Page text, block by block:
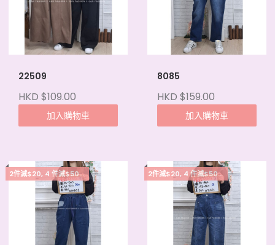
22509
HKD $109.00
加入購物車
8085
HKD $159.00
加入購物車
2件減$20, 4 件減$50, 5件起每件減$15 2件減$20, 4 件減$50, 5件起每件減$15